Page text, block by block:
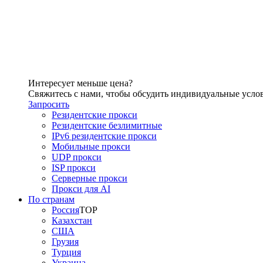
Интересует меньше цена?
Свяжитесь с нами, чтобы обсудить индивидуальные
Запросить
Резидентские прокси
Резидентские безлимитные
IPv6 резидентские прокси
Мобильные прокси
UDP прокси
ISP прокси
Серверные прокси
Прокси для AI
По странам
РоссияTOP
Казахстан
США
Грузия
Турция